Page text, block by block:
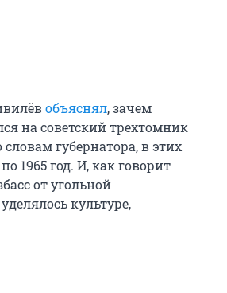
объяснял, зачем
на советский трехтомник
губернатора, в этих
1965 год. И, как говорит
от угольной
культуре,